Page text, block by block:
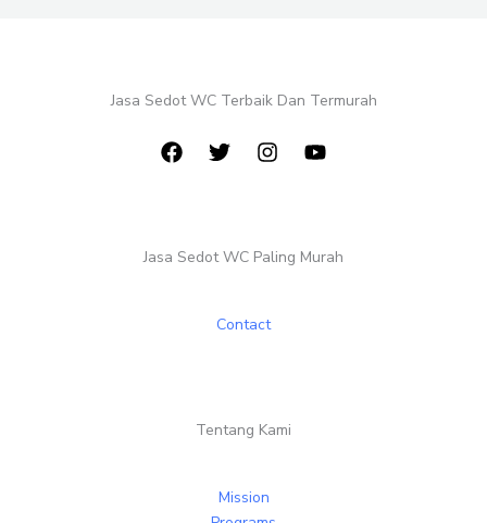
Jasa Sedot WC Terbaik Dan Termurah
Jasa Sedot WC Paling Murah
Contact
Tentang Kami
Mission